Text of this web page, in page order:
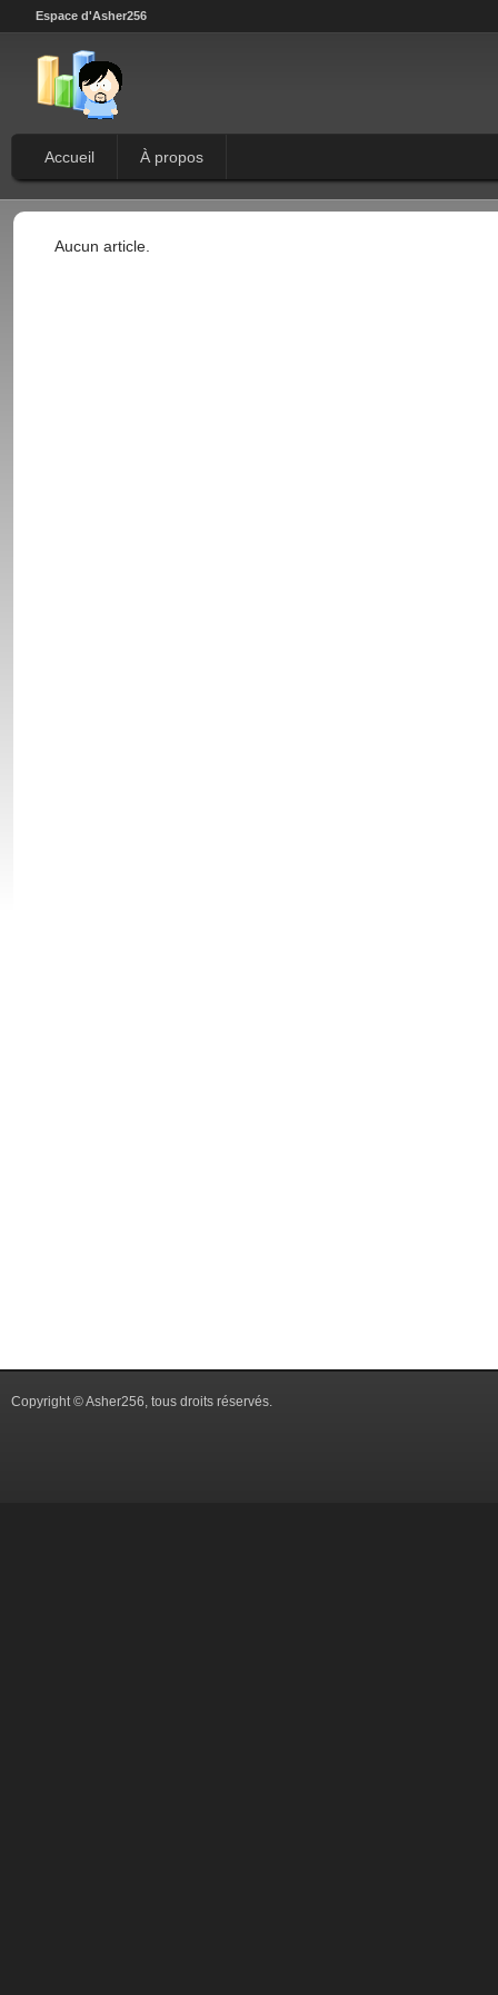
Espace d'Asher256
Accueil À propos
Aucun article.
Copyright © Asher256, tous droits réservés.